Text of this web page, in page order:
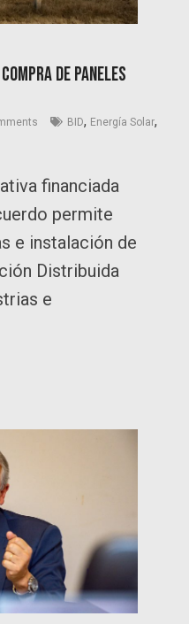
de paneles
BID, Energía Solar,
financiada
permite
e instalación de
Distribuida
e